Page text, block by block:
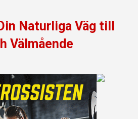
Naturliga Väg till
Välmående